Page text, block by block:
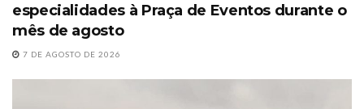
especialidades à Praça de Eventos durante o
mês de agosto
7 DE AGOSTO DE 2026